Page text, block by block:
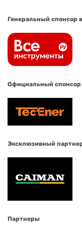
Генеральный спонсор
Официальный спонсор
Эксклюзивный
Партнеры